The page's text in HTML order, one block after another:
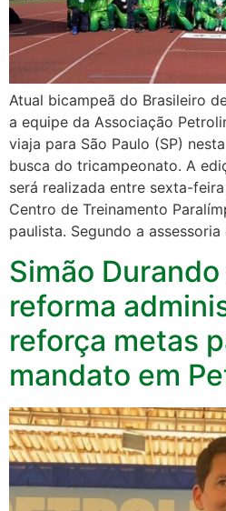
Atual bicampeã do Brasileiro
a equipe da Associação
viaja para São Paulo (SP)
busca do tricampeonato. A
será realizada entre sexta-
Centro de Treinamento
paulista. Segundo a
Simão
reforma
reforça metas
mandato em